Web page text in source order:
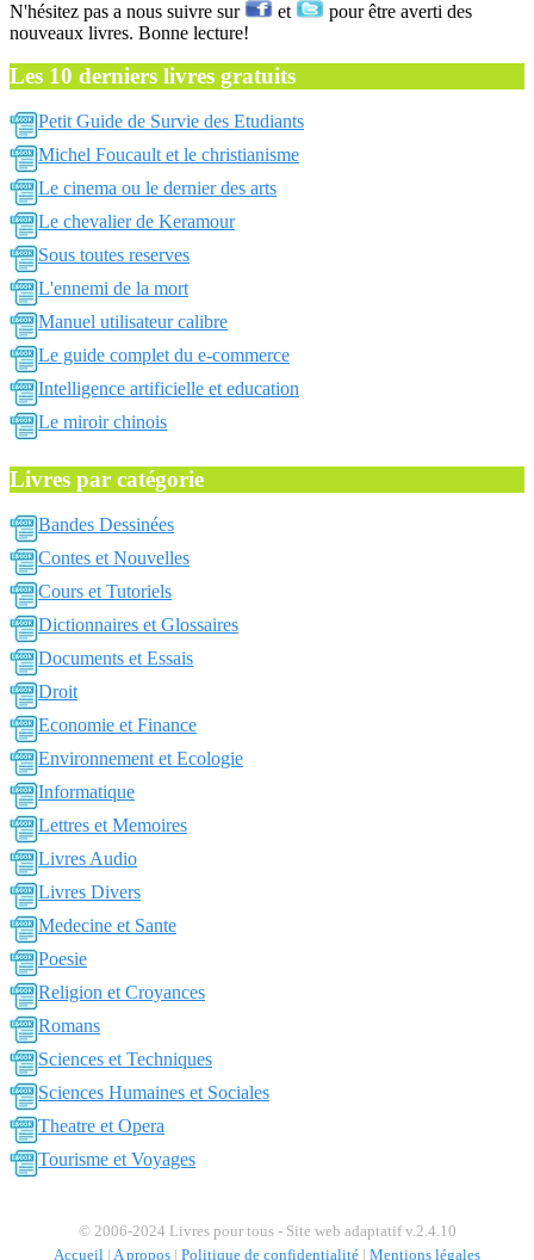
N'hésitez pas a nous suivre sur et
pour être averti des
nouveaux livres. Bonne lecture!
Les 10 derniers livres gratuits
Petit Guide de Survie des Etudiants
Michel Foucault et le christianisme
Le cinema ou le dernier des arts
Le chevalier de Keramour
Sous toutes reserves
L'ennemi de la mort
Manuel utilisateur calibre
Le guide complet du e-commerce
Intelligence artificielle et education
Le miroir chinois
Livres par catégorie
Bandes Dessinées
Contes et Nouvelles
Cours et Tutoriels
Dictionnaires et Glossaires
Documents et Essais
Droit
Economie et Finance
Environnement et Ecologie
Informatique
Lettres et Memoires
Livres Audio
Livres Divers
Medecine et Sante
Poesie
Religion et Croyances
Romans
Sciences et Techniques
Sciences Humaines et Sociales
Theatre et Opera
Tourisme et Voyages
© 2006-2024 Livres pour tous - Site web adaptatif v.2.4.10
Accueil A propos Politique de confidentialité Mentions légales